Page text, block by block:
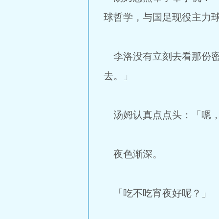
球哲学，与国足现役主力
李洛没有立刻去看那份
去。」
汤姆认真点点头：「嗯
夜色渐深。
「吃不吃宵夜好呢？」